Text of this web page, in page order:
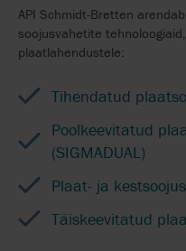
API Schmidt-Bretten
soojusvahetite
plaatlahendustele:
Tihendatud
Poolkeevitatud
(SIGMADUAL)
Plaat- ja
Täiskeevitatud